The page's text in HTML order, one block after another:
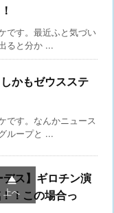
です。最近ふと気づい
ると分か ...
かもゼウスステ
です。なんかニュース
ループと ...
デス】ギロチン演
！この場合っ

上へ